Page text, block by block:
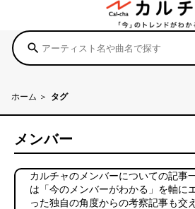
search
ホーム タグ
メンバー
カルチャのメンバーについての記事
は「今のメンバーがわかる」を軸に
った独自の角度からの考察記事も交